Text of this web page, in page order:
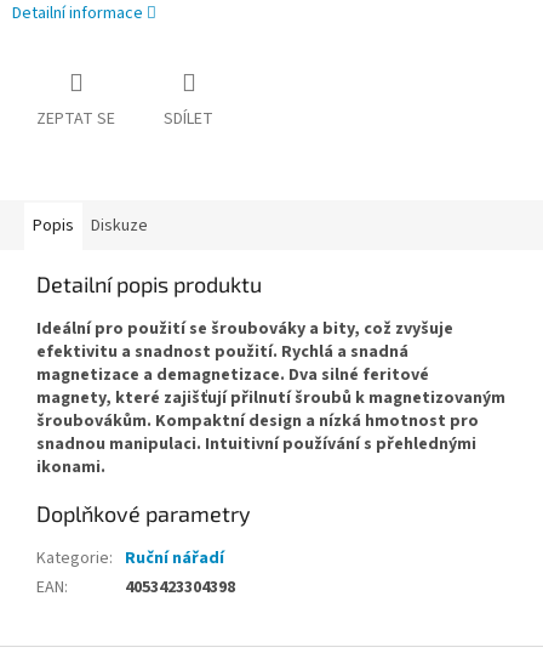
Detailní informace
ZEPTAT SE SDÍLET
Popis Diskuze
Detailní popis produktu
Ideální pro použití se šroubováky a bity, což zvyšuje
efektivitu a snadnost použití. Rychlá a snadná
magnetizace a demagnetizace. Dva silné feritové
magnety, které zajišťují přilnutí šroubů k magnetizovaným
šroubovákům. Kompaktní design a nízká hmotnost pro
snadnou manipulaci. Intuitivní používání s přehlednými
ikonami.
Doplňkové parametry
Kategorie: Ruční nářadí
EAN: 4053423304398